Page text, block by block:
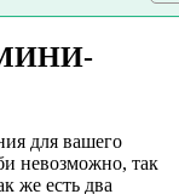
для вашего
невозможно, так
же есть два